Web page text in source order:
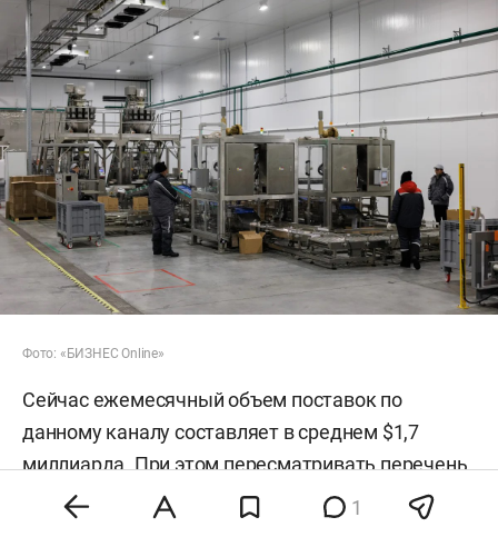
Фото: «БИЗНЕС Online»
Сейчас ежемесячный объем поставок по
данному каналу составляет в среднем $1,7
миллиарда. При этом пересматривать перечень
товаров, разрешенных к ввозу без согласия
1